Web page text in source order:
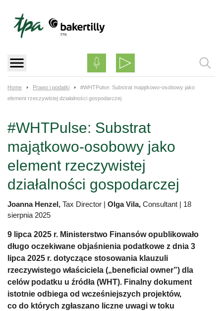
content
Home Prawo i podatki
#WHTPulse: Substrat majątkowo-osobowy jako
element rzeczywistej działalności gospodarczej
#WHTPulse: Substrat
majątkowo-osobowy jako
element rzeczywistej
działalności gospodarczej
Joanna Henzel, Tax Director | Olga Vila, Consultant | 18
sierpnia 2025
9 lipca 2025 r. Ministerstwo Finansów opublikowało
długo oczekiwane objaśnienia podatkowe z dnia 3
lipca 2025 r. dotyczące stosowania klauzuli
rzeczywistego właściciela („beneficial owner”) dla
celów podatku u źródła (WHT). Finalny dokument
istotnie odbiega od wcześniejszych projektów,
co do których zgłaszano liczne uwagi w toku